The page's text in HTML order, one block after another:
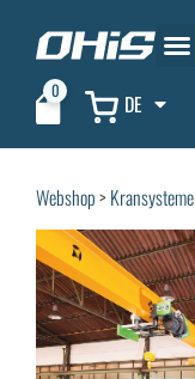
0 DE
Webshop> Kransysteme